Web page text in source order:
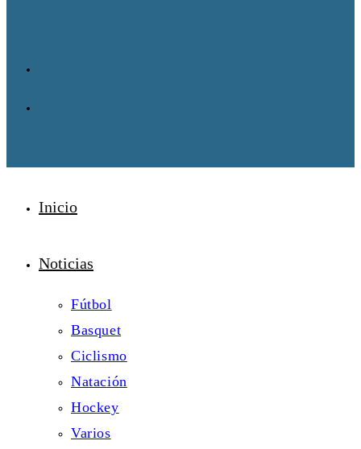
Inicio
Noticias
Fútbol
Basquet
Ciclismo
Natación
Hockey
Varios